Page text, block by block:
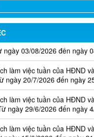
làm việc tuần của HĐND và
ngày 03/08/2026 đến ngày
làm việc tuần của HĐND
ngày 20/7/2026 đến ngày
làm việc tuần của HĐND
ngày 29/6/2026 đến ngày
làm việc tuần của HĐND
ngày 15/6/2026 đến ngày